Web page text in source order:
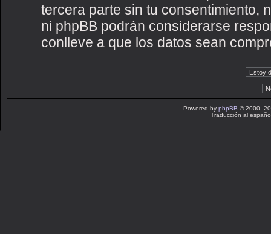
tercera parte sin tu consentimiento,
ni phpBB podrán considerarse
conlleve a que los datos sean
Powered by phpBB © 2000,
Traducción al